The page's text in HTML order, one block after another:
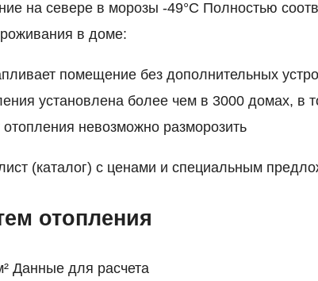
на севере в морозы -49°С Полностью
в доме:
помещение без дополнительных
установлена более чем в 3000 домах, в
невозможно разморозить
(каталог) с ценами и специальным
отопления
Данные для расчета